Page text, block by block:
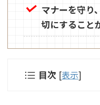
マナーを守り
切にすること
目次 [表示]